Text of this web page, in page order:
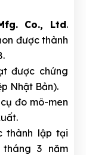
Co., Ltd.
được thành
được chứng
Nhật Bản).
đo mô-men
thành lập tại
3 năm